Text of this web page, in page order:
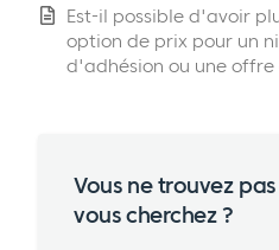
Est-il possible d'avoir
option de prix pour un
d'adhésion ou une offre
Vous ne trouvez
vous cherchez ?